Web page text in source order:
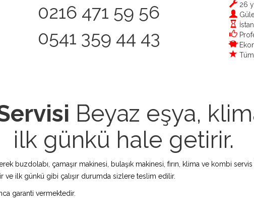
0216 471 59 56
0541 359 44 43
26
Beyaz eşya,
ilk günkü hale getirir.
buzdolabı, çamaşır makinesi, bulaşık makinesi, fırın, klima ve kombi
ve ilk günkü gibi çalışır durumda sizlere teslim edilir.
garanti vermektedir.